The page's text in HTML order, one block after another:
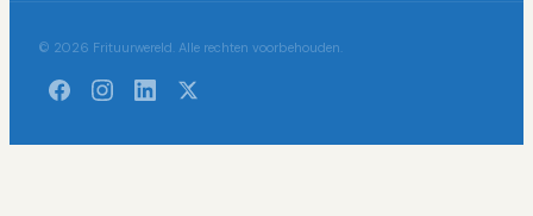
© 2026 Frituurwereld. Alle rechten voorbehouden.